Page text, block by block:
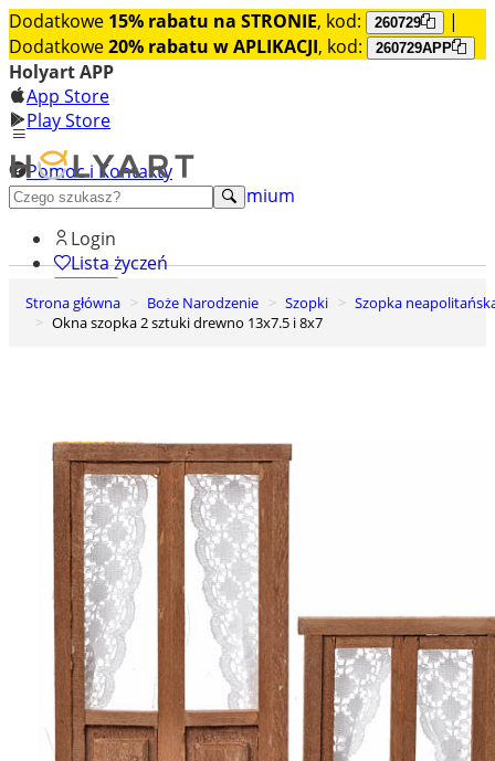
Dodatkowe 15% rabatu na STRONIE, kod: 260729
|
Dodatkowe20% rabatu w APLIKACJI, kod: 260729APP
Holyart APP
App Store
Play Store
Pomoc i Kontakty
+48 222 922 860
Odkryj premium
Login
Lista życzeń
0
Koszyk
Strona główna Boże Narodzenie Szopki
Szopka
Okna szopka 2 sztuki drewno 13x7.5 i 8x7